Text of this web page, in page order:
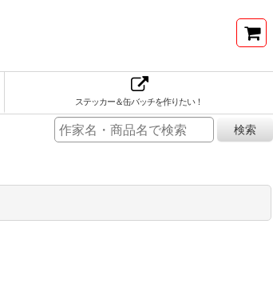
ステッカー＆缶バッチを作りたい！